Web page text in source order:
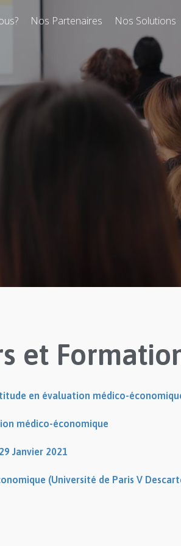
Nos Partenaires Nos Solutions
et
en évaluation médico-
médico-économique
Janvier 2021
(Université de Paris V